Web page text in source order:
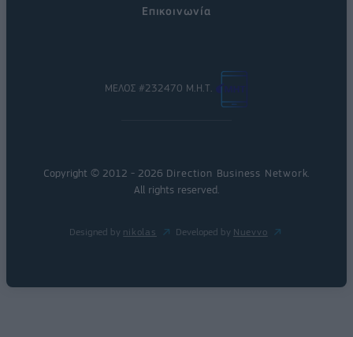
Επικοινωνία
ΜΕΛΟΣ #232470 Μ.Η.Τ.
Copyright © 2012 - 2026 Direction Business Network
All rights reserved.
Designed by nikolas Developed by Nuevvo